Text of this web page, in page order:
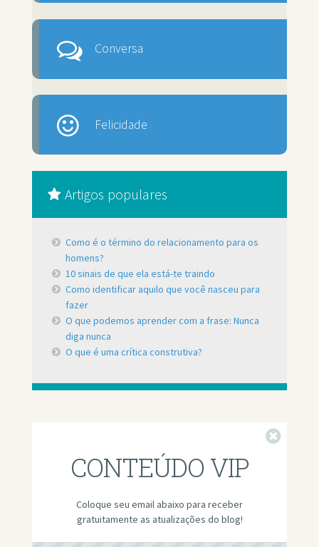
Conversa
Felicidade
Artigos populares
Como é o término do relacionamento para os
homens?
10 sinais de que ela está-te traindo
Como identificar aquilo que você nasceu para
fazer
O que podemos aprender com a frase: Nunca
diga nunca
O que é uma crítica construtiva?
CONTEÚDO VIP
Coloque seu email abaixo para receber
gratuitamente as atualizações do blog!